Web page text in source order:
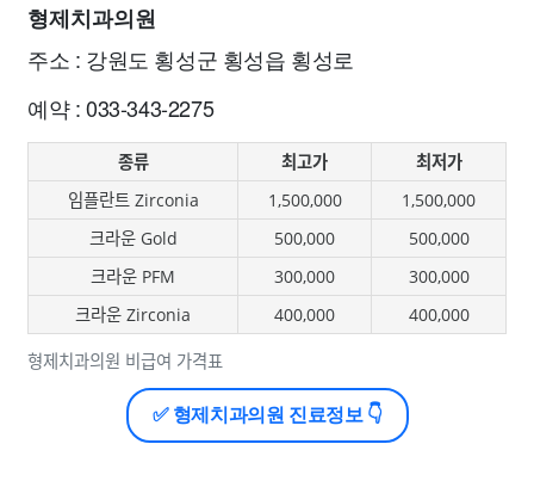
형제치과의원
주소 : 강원도 횡성군 횡성읍 횡성로
예약 : 033-343-2275
형제치과의원 비급여 가격표
종류 최고가
최저가
임플란트 Zirconia
1,500,000
1,500,000
크라운 Gold
500,000
500,000
크라운 PFM
300,000
300,000
크라운 Zirconia
400,000 400,000
✅ 형제치과의원 진료정보 👇